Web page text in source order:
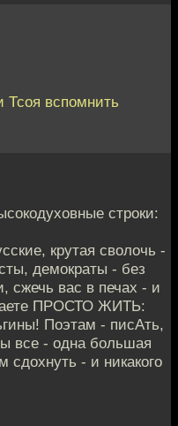
Тсоя вспомнить
строки:
крутая сволочь -
демократы - без
сжечь вас в печах - и
ПРОСТО ЖИТЬ:
Поэтам - писАть,
все - одна большая
- и никакого